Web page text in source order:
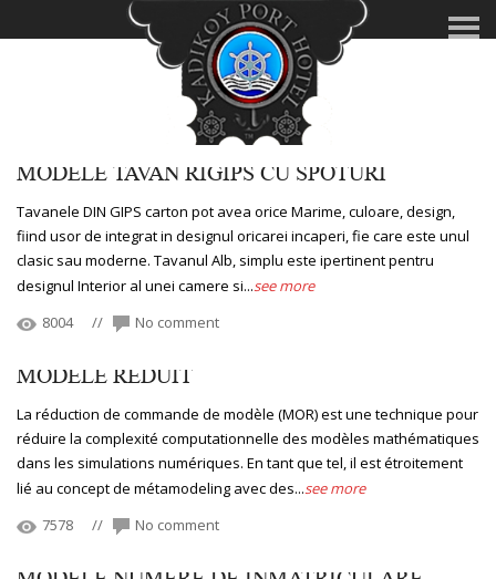
MODELE TAVAN RIGIPS CU SPOTURI
Tavanele DIN GIPS carton pot avea orice Marime, culoare, design,
fiind usor de integrat in designul oricarei incaperi, fie care este unul
clasic sau moderne. Tavanul Alb, simplu este ipertinent pentru
designul Interior al unei camere si...see more
8004
// No comment
MODELE REDUIT
La réduction de commande de modèle (MOR) est une technique pour
réduire la complexité computationnelle des modèles mathématiques
dans les simulations numériques. En tant que tel, il est étroitement
lié au concept de métamodeling avec des...see more
7578
// No comment